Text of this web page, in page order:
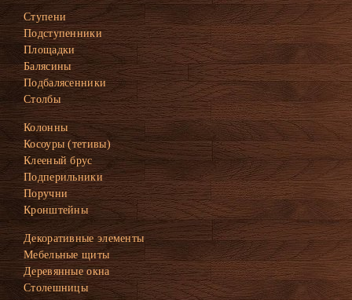
Ступени
Подступенники
Площадки
Балясины
Подбалясенники
Столбы
Колонны
Косоуры (тетивы)
Клееный брус
Подперильники
Поручни
Кронштейны
Декоративные элементы
Мебельные щиты
Деревянные окна
Столешницы